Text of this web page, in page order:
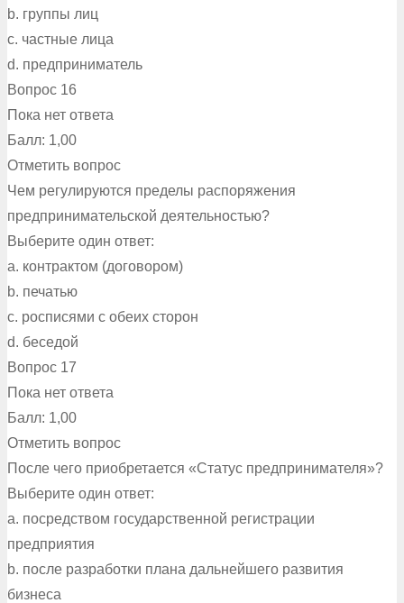
b. группы лиц
c. частные лица
d. предприниматель
Вопрос 16
Пока нет ответа
Балл: 1,00
Отметить вопрос
Чем регулируются пределы распоряжения
предпринимательской деятельностью?
Выберите один ответ:
a. контрактом (договором)
b. печатью
c. росписями с обеих сторон
d. беседой
Вопрос 17
Пока нет ответа
Балл: 1,00
Отметить вопрос
После чего приобретается «Статус предпринимателя»?
Выберите один ответ:
a. посредством государственной регистрации
предприятия
b. после разработки плана дальнейшего развития
бизнеса